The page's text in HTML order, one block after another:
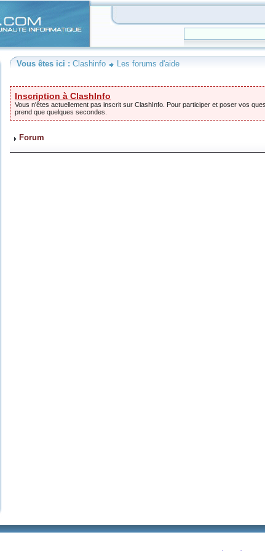
Vous êtes ici : Clashinfo Les forums d'aide
Inscription à ClashInfo
Vous n'êtes actuellement pas inscrit sur ClashInfo. Pour participer et poser vos
prend que quelques secondes.
Forum